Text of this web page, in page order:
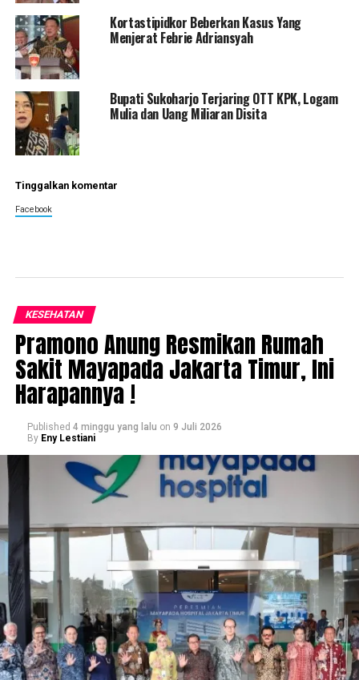
Kortastipidkor Beberkan Kasus Yang
Menjerat Febrie Adriansyah
Bupati Sukoharjo Terjaring OTT KPK, Logam
Mulia dan Uang Miliaran Disita
Tinggalkan komentar
Facebook
KESEHATAN
Pramono Anung Resmikan Rumah
Sakit Mayapada Jakarta Timur, Ini
Harapannya !
Published 4 minggu yang lalu on 9 Juli 2026
By Eny Lestiani